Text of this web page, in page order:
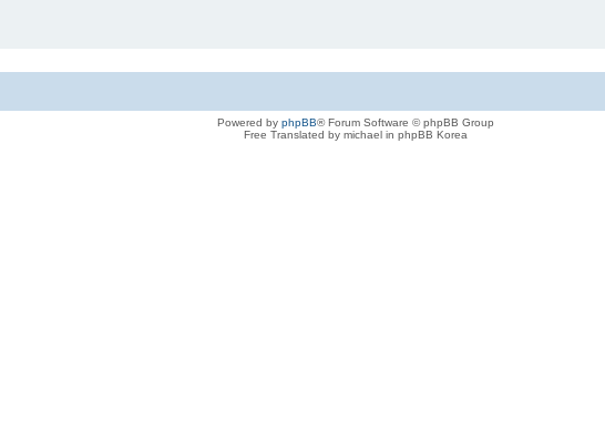
Powered by phpBB® Forum Software © phpBB Group
Free Translated by michael in phpBB Korea